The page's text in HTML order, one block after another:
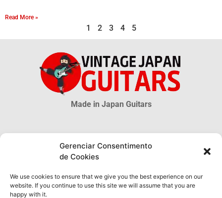
Gerenciar Consentimento
de Cookies
We use cookies to ensure that we give you the best experience on our
website. If you continue to use this site we will assume that you are
happy with it.
Read More »
1 2 3 4 5
Made in Japan Guitars
© 2026 Vintage Japan Guitars
guitarras MIJ são incertas, muito mais são desconhecidas. As
informações obtidas através deste site NÃO possuem qualquer validade